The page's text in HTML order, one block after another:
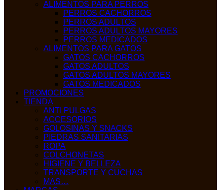
ALIMENTOS PARA PERROS
PERROS CACHORROS
PERROS ADULTOS
PERROS ADULTOS MAYORES
PERROS MEDICADOS
ALIMENTOS PARA GATOS
GATOS CACHORROS
GATOS ADULTOS
GATOS ADULTOS MAYORES
GATOS MEDICADOS
PROMOCIONES
TIENDA
ANTI PULGAS
ACCESORIOS
GOLOSINAS Y SNACKS
PIEDRAS SANITARIAS
ROPA
COLCHONETAS
HIGIENE Y BELLEZA
TRANSPORTE Y CUCHAS
MAS…